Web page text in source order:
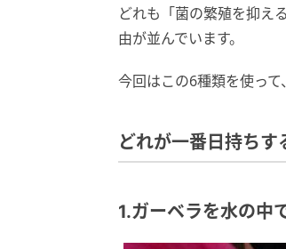
どれも「菌の繁殖を抑え
由が並んでいます。
今回はこの6種類を使っ
どれが一番日持ちす
1.ガーベラを水の中